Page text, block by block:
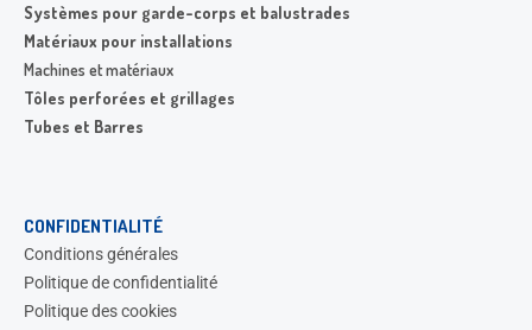
Systèmes pour garde-corps et balustrades
Matériaux pour installations
Machines et matériaux
Tôles perforées et grillages
Tubes et Barres
CONFIDENTIALITÉ
Conditions générales
Politique de confidentialité
Politique des cookies